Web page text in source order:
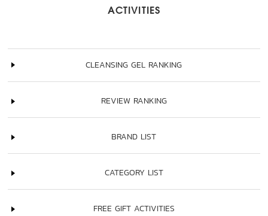
ACTIVITIES
CLEANSING GEL RANKING
REVIEW RANKING
BRAND LIST
CATEGORY LIST
FREE GIFT ACTIVITIES